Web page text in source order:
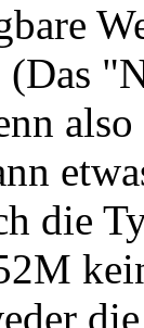
(Das
die